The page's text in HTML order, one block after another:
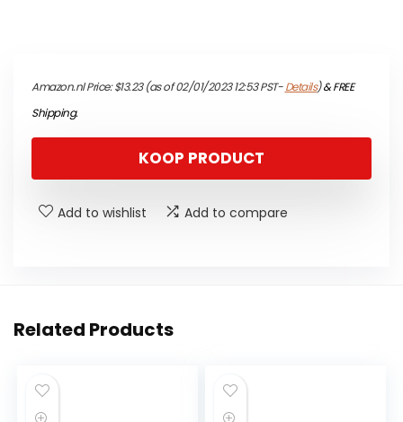
Amazon.nl Price:$13.23(as of 02/01/2023 12:53 PST-Details)&FREE
Shipping.
KOOP PRODUCT
Add to wishlist Add to compare
Related Products